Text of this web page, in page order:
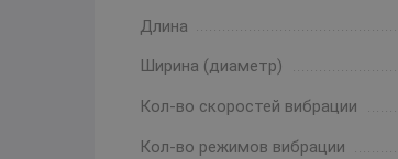
Длина
Ширина (диаметр)
Кол-во скоростей вибрации
Кол-во режимов вибрации